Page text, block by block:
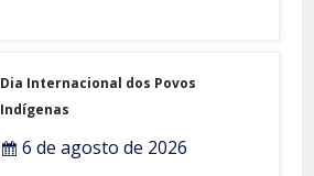
Dia Internacional dos Povos
Indígenas
6 de agosto de 2026